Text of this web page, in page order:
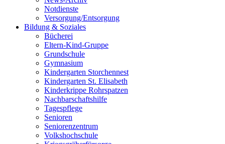
Notdienste
Versorgung/Entsorgung
Bildung & Soziales
Bücherei
Eltern-Kind-Gruppe
Grundschule
Gymnasium
Kindergarten Storchennest
Kindergarten St. Elisabeth
Kinderkrippe Rohrspatzen
Nachbarschaftshilfe
Tagespflege
Senioren
Seniorenzentrum
Volkshochschule